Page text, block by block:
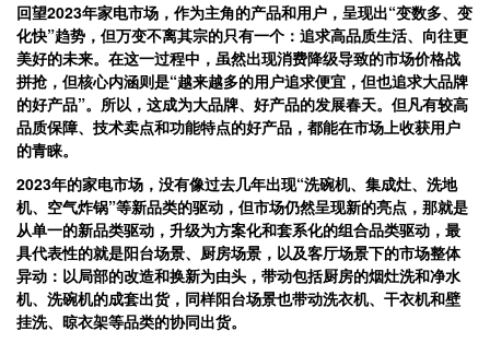
回望2023年家电市场，作为主角的产品和用户，呈现出“变数多、变
化快”趋势，但万变不离其宗的只有一个：追求高品质生活、向往更
美好的未来。在这一过程中，虽然出现消费降级导致的市场价格战
拼抢，但核心内涵则是“越来越多的用户追求便宜，但也追求大品牌
的好产品”。所以，这成为大品牌、好产品的发展春天。但凡有较高
品质保障、技术卖点和功能特点的好产品，都能在市场上收获用户
的青睐。
2023年的家电市场，没有像过去几年出现“洗碗机、集成灶、洗地
机、空气炸锅”等新品类的驱动，但市场仍然呈现新的亮点，那就是
从单一的新品类驱动，升级为方案化和套系化的组合品类驱动，最
具代表性的就是阳台场景、厨房场景，以及客厅场景下的市场整体
异动：以局部的改造和换新为由头，带动包括厨房的烟灶洗和净水
机、洗碗机的成套出货，同样阳台场景也带动洗衣机、干衣机和壁
挂洗、晾衣架等品类的协同出货。